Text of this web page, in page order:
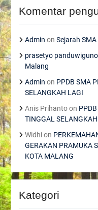
Komentar
Admin on Sejarah
prasetyo panduwiguno
Malang
Admin on PPDB SMA
SELANGKAH LAGI
Anis Prihantoon
TINGGAL
Widhion
GERAKAN PRAMUKA
KOTA MALANG
Kategori